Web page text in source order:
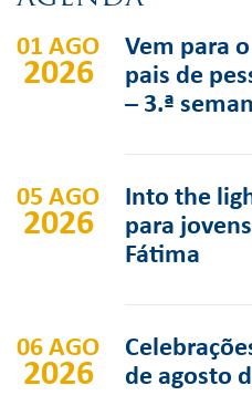
01 AGO
2026
Vem para
pais de
– 3.ª
05 AGO
2026
Into the
para
Fátima
06 AGO
2026
de agosto